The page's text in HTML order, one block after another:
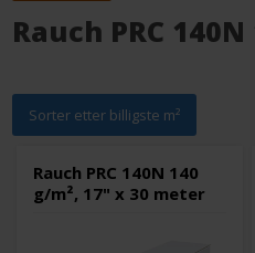
Rauch PRC
Sorter etter billigste m²
Rauch PRC 140N 140
g/m², 17" x 30 meter